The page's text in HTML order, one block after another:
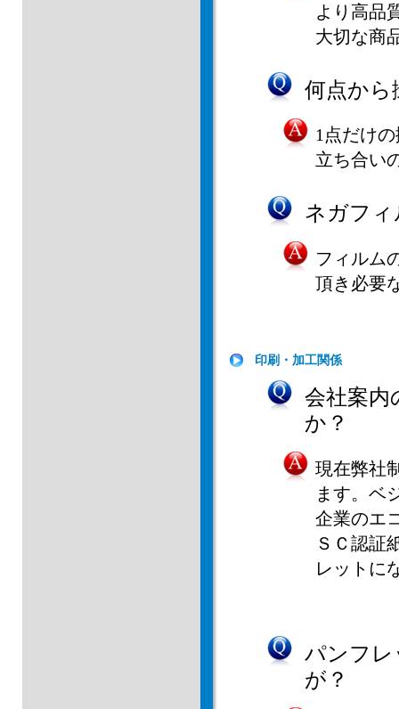
より高品
大切な商
何点から
1点だけ
立ち合い
ネガフ
フィルム
頂き必要
印刷・加工関係
会社案内
か？
現在弊社
ます。ベ
企業のエ
ＳＣ認証
レットに
パンフレ
が？